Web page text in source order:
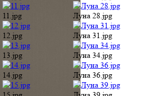
16.jpg
17.jpg
18.jpg
19.jpg
Луна 41.jpg
Луна 42.jpg
Луна 101.jpg
Луна 102.jpg